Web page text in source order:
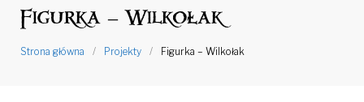
Figurka – Wilkołak
Strona główna / Projekty / Figurka – Wilkołak